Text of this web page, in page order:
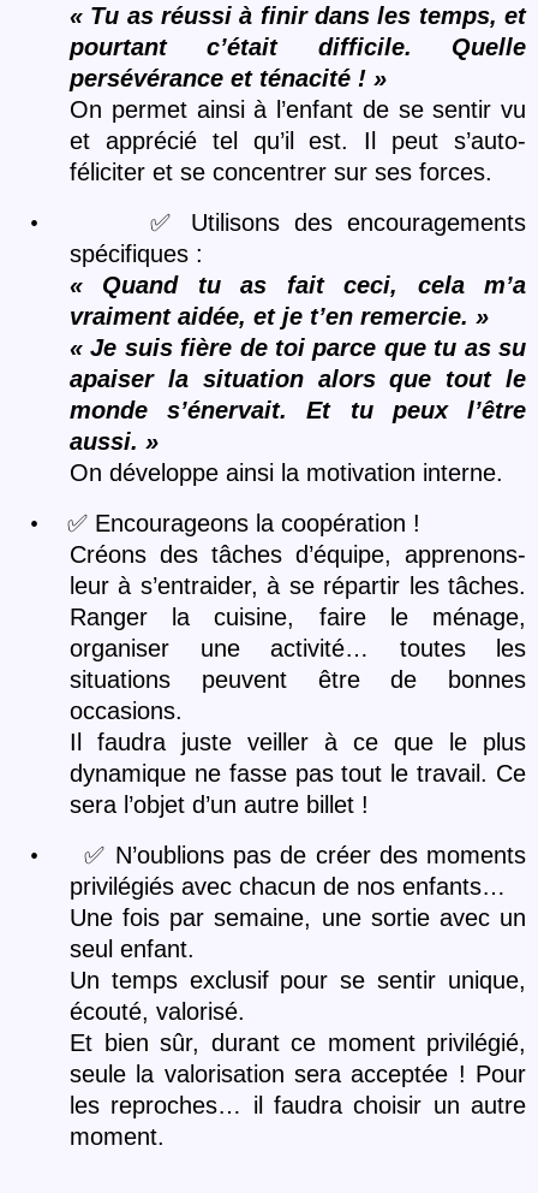
« Tu as réussi à finir dans les temps, et
pourtant c’était difficile. Quelle
persévérance et ténacité ! »
On permet ainsi à l’enfant de se sentir vu
et apprécié tel qu’il est. Il peut s’auto-
féliciter et se concentrer sur ses forces.
•
✅
Utilisons des encouragements
spécifiques :
« Quand tu as fait ceci, cela m’a
vraiment aidée, et je t’en remercie. »
«Je suis fière de toi parce que tu as su
apaiser la situation alors que tout le
monde s’énervait. Et tu peux l’être
aussi. »
On développe ainsi la motivation interne.
•
✅Encourageons la coopération !
Créons des tâches d’équipe, apprenons-
leur à s’entraider, à se répartir les tâches.
Ranger la cuisine, faire le ménage,
organiser une activité… toutes les
situations peuvent être de bonnes
occasions.
Il faudra juste veiller à ce que le plus
dynamique ne fasse pas tout le travail. Ce
sera l’objet d’un autre billet !
•
✅ N’oublions pas de créer des moments
privilégiés avec chacun de nos enfants…
Une fois par semaine, une sortie avec un
seul enfant.
Un temps exclusif pour se sentir unique,
écouté, valorisé.
Et bien sûr, durant ce moment privilégié,
seule la valorisation sera acceptée ! Pour
les reproches… il faudra choisir un autre
moment.